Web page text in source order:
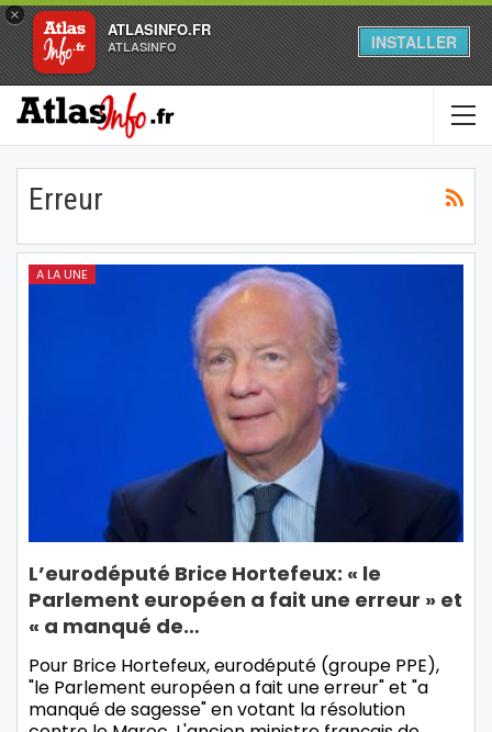
×
ATLASINFO.FR
ATLASINFO INSTALLER
Erreur
A LA UNE
L’eurodéputé Brice Hortefeux: « le
Parlement européen a fait une erreur » et
« a manqué de…
Pour Brice Hortefeux, eurodéputé (groupe PPE),
"le Parlement européen a fait une erreur" et "a
manqué de sagesse" en votant la résolution